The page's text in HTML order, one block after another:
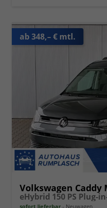
ab 348,– € mtl.
Volkswagen Caddy
sofort lieferbar Neuwagen